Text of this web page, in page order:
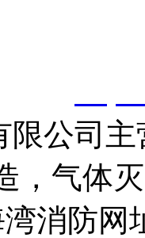
限公司
，气体
消防网